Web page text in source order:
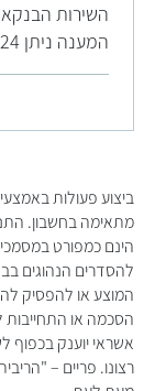
השירות הבנקאי
המענה ניתן 24 שעות ביממה, 7 ימים בשבוע.
ביצוע פעולות
מתאימה בחשבון.
הינם כמפורט
להסדרים הנהוגים
המוצע או להפסיק
הסכמה או
אשראי יוענק בכפוף
רצונו. פריים –